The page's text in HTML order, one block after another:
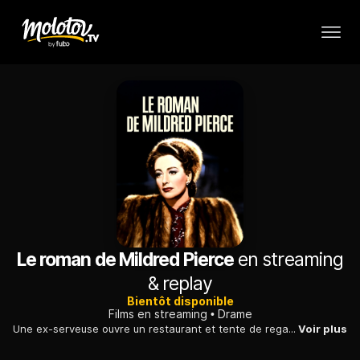
Le roman de Mildred Pierce en streaming
& replay
Bientôt disponible
Films en streaming
Drame
Une ex-serveuse ouvre un restaurant et tente de regagner l'affection de sa fille. Elle s'associe bientôt à un homme d'affaires peu recommandable... Voir plus